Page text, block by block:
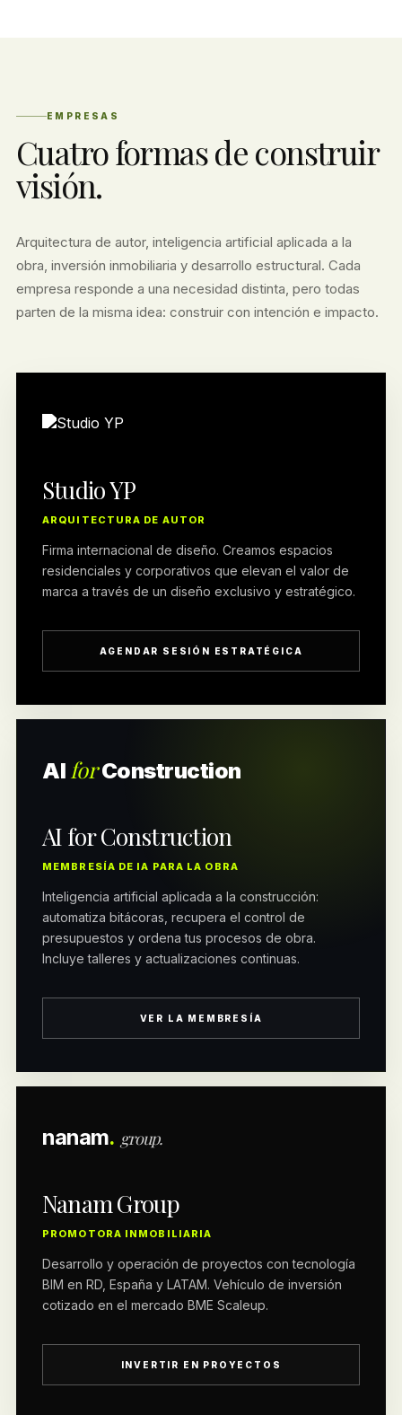
EMPRESAS
Cuatro formas de construir
visión.
Arquitectura de autor, inteligencia artificial aplicada a la
obra, inversión inmobiliaria y desarrollo estructural. Cada
empresa responde a una necesidad distinta, pero todas
parten de la misma idea: construir con intención e impacto.
Studio YP
ARQUITECTURA DE AUTOR
Firma internacional de diseño. Creamos espacios
residenciales y corporativos que elevan el valor de
marca a través de un diseño exclusivo y estratégico.
AGENDAR SESIÓN ESTRATÉGICA
AI forConstruction
AI for Construction
MEMBRESÍA DE IA PARA LA OBRA
Inteligencia artificial aplicada a la construcción:
automatiza bitácoras, recupera el control de
presupuestos y ordena tus procesos de obra.
Incluye talleres y actualizaciones continuas.
VER LA MEMBRESÍA
nanam. group.
Nanam Group
PROMOTORA INMOBILIARIA
Desarrollo y operación de proyectos con tecnología
BIM en RD, España y LATAM. Vehículo de inversión
cotizado en el mercado BME Scaleup.
INVERTIR EN PROYECTOS